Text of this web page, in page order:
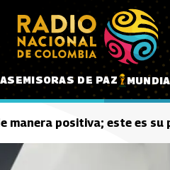
EMISORAS DE PAZ
manera positiva; este es su